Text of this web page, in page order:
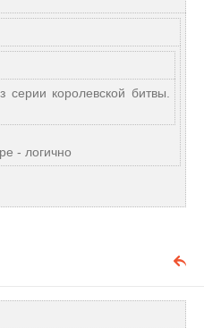
королевской битвы.
- логично